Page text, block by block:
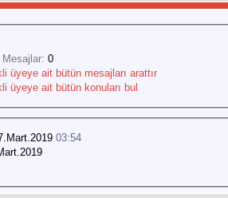
0
üyeye ait bütün mesajları arattır
üyeye ait bütün konuları bul
03:54